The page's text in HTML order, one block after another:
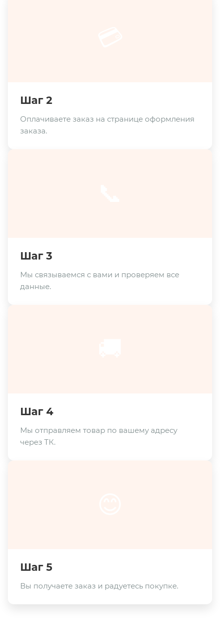
Шаг 2
Оплачиваете заказ на странице оформления
заказа.
Шаг 3
Мы связываемся с вами и проверяем все
данные.
Шаг 4
Мы отправляем товар по вашему адресу
через ТК.
Шаг 5
Вы получаете заказ и радуетесь покупке.